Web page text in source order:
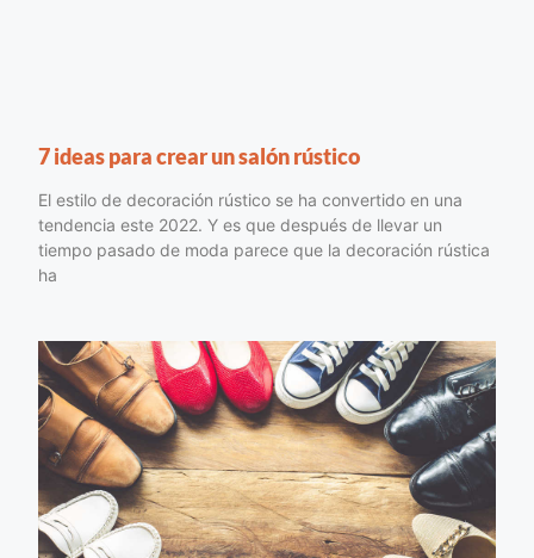
7 ideas para crear un salón rústico
El estilo de decoración rústico se ha convertido en una
tendencia este 2022. Y es que después de llevar un
tiempo pasado de moda parece que la decoración rústica
ha